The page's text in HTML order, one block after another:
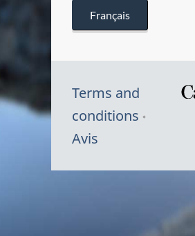
Français
Terms and
conditions
Avis